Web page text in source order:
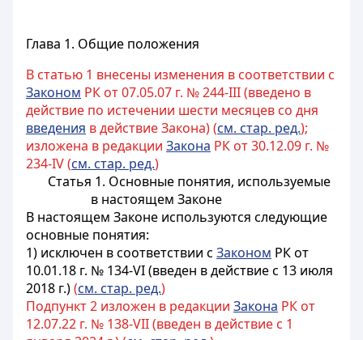
Глава 1. Общие положения
В статью 1 внесены изменения в соответствии с
Законом РК от 07.05.07 г. № 244-III (введено в
действие по истечении шести месяцев со дня
введения в действие Закона) (см. стар. ред.);
изложена в редакции Закона РК от 30.12.09 г. №
234-IV (см. стар. ред.)
Статья 1. Основные понятия, используемые
в настоящем Законе
В настоящем Законе используются следующие
основные понятия:
1) исключен в соответствии с Законом РК от
10.01.18 г. № 134-VI (введен в действие с 13 июля
2018 г.)(см. стар. ред.)
Подпункт 2 изложен в редакции Закона РК от
12.07.22 г. № 138-VII (введен в действие с 1